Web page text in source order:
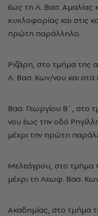
έως τη Λ. Βασ. Αμαλίας
κυκλοφορίας και στις
πρώτη παράλληλο.
Ριζάρη, στο τμήμα της
Λ. Βασ. Κων/νου και
Βασ. Γεωργίου Β΄, στο
νου έως την οδό
μέχρι την πρώτη
Μελεάγρου, στο τμήμα
μέχρι τη Λεωφ. Βασ.
Ακαδημίας, στο τμήμα